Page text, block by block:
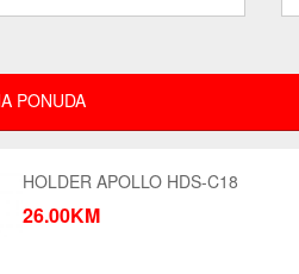
PONUDA
HOLDER APOLLO HDS-C18
26.00KM